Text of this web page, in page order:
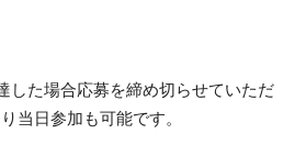
応募を締め切らせていただ
当日参加も可能です。